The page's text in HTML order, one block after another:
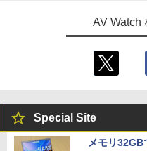
AV Watch
Special Site
メモリ32GB